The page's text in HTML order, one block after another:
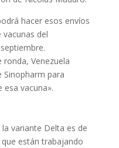
hacer esos envíos
del
Venezuela
Sinopharm para
vacuna».
variante Delta es de
están trabajando